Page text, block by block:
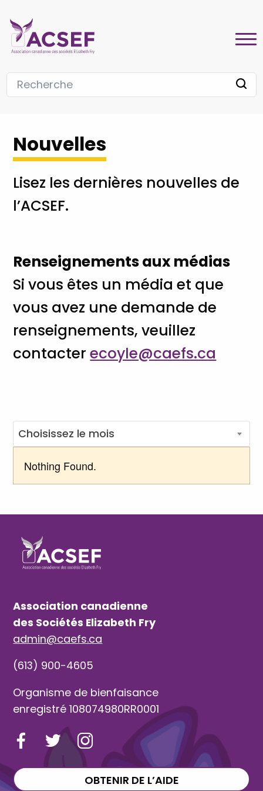
Nouvelles
Lisez les dernières nouvelles de
l’ACSEF.
Renseignements aux médias
Si vous êtes un média et que
vous avez une demande de
renseignements, veuillez
contacterecoyle@caefs.ca
ARCHIVES
Choisissez le mois
Nothing Found.
Association canadienne
des Sociétés Elizabeth Fry
admin@caefs.ca
(613) 900-4605
Organisme de bienfaisance
enregistré 108074980RR0001
OBTENIR DE L’AIDE